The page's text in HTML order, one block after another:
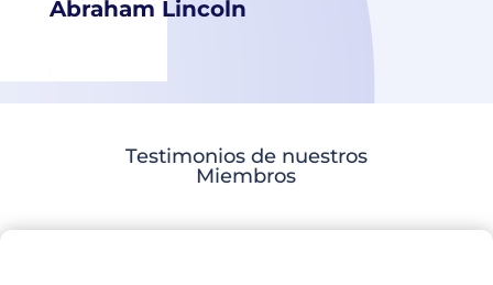
Abraham Lincoln
Testimonios de nuestros
Miembros